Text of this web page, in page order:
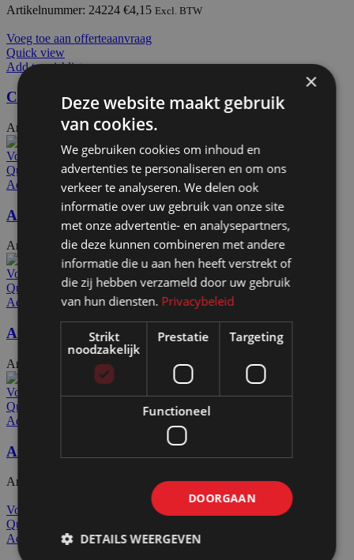
Artikelnummer: 24224 €4,15 Excl. BTW
Voeg toe aan offerteaanvraag
Quick view
Add to wishlist
CBX41
Artikelnummer: 24230€5,20 Excl. BTW
Voeg toe aan offerteaanvraag
Quick view
Add to wishlist
Afdekdop EEAL1525
Artikelnummer: 24432€6,70 Excl. BTW
Voeg toe aan offerteaanvraag
Quick view
Add to wishlist
Afdekdop EEalu Mega C&S
Artikelnummer: 72213 Excl. BTW
Voeg toe aan offerteaanvraag
Quick view
Add to wishlist
Afdekdop alu PX2228
Artikelnummer: 72215 Excl. BTW
Voeg toe aan offerteaanvraag
Quick view
Add to wishlist
×
Deze website maakt gebruik
van cookies.
We gebruiken cookies om inhoud en
advertenties te personaliseren en om ons
verkeer te analyseren. We delen ook
informatie over uw gebruik van onze site
met onze advertentie- en analysepartners,
die deze kunnen combineren met andere
informatie die u aan hen heeft verstrekt of
die zij hebben verzameld door uw gebruik
van hun diensten. Privacybeleid
Strikt
noodzakelijk
Prestatie Targeting
Functioneel
DOORGAAN
DETAILS WEERGEVEN